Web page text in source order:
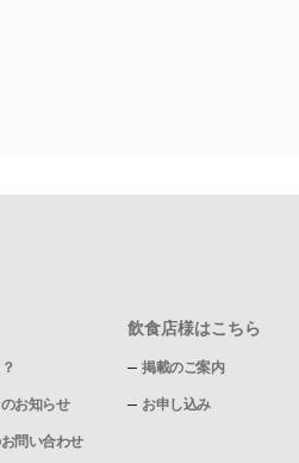
お知らせ
問い合わせ
飲食店様はこちら
掲載のご案内
お申し込み